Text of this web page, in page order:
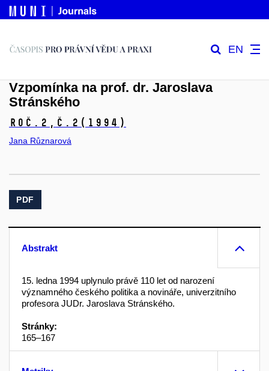
EN
Vzpomínka na prof. dr. Jaroslava
Stránského
Roč.2, č.2 (1994)
Jana Různarová
PDF
Abstrakt
15. ledna 1994 uplynulo právě 110 let od narození
významného českého politika a novináře, univerzitního
profesora JUDr. Jaroslava Stránského.
Stránky:
165–167